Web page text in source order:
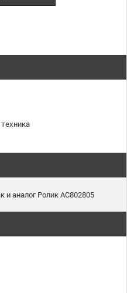
и аналог Ролик AC802805